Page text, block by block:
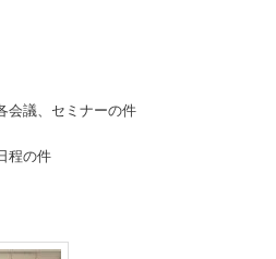
議、セミナーの件
程の件